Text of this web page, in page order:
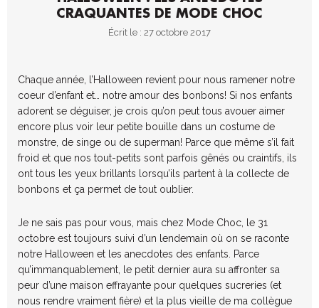
CRAQUANTES DE MODE CHOC
Écrit le : 27 octobre 2017
Chaque année, l’Halloween revient pour nous ramener notre
coeur d’enfant et… notre amour des bonbons! Si nos enfants
adorent se déguiser, je crois qu’on peut tous avouer aimer
encore plus voir leur petite bouille dans un costume de
monstre, de singe ou de superman! Parce que même s’il fait
froid et que nos tout-petits sont parfois gênés ou craintifs, ils
ont tous les yeux brillants lorsqu’ils partent à la collecte de
bonbons et ça permet de tout oublier.
Je ne sais pas pour vous, mais chez Mode Choc, le 31
octobre est toujours suivi d’un lendemain où on se raconte
notre Halloween et les anecdotes des enfants. Parce
qu’immanquablement, le petit dernier aura su affronter sa
peur d’une maison effrayante pour quelques sucreries (et
nous rendre vraiment fière) et la plus vieille de ma collègue